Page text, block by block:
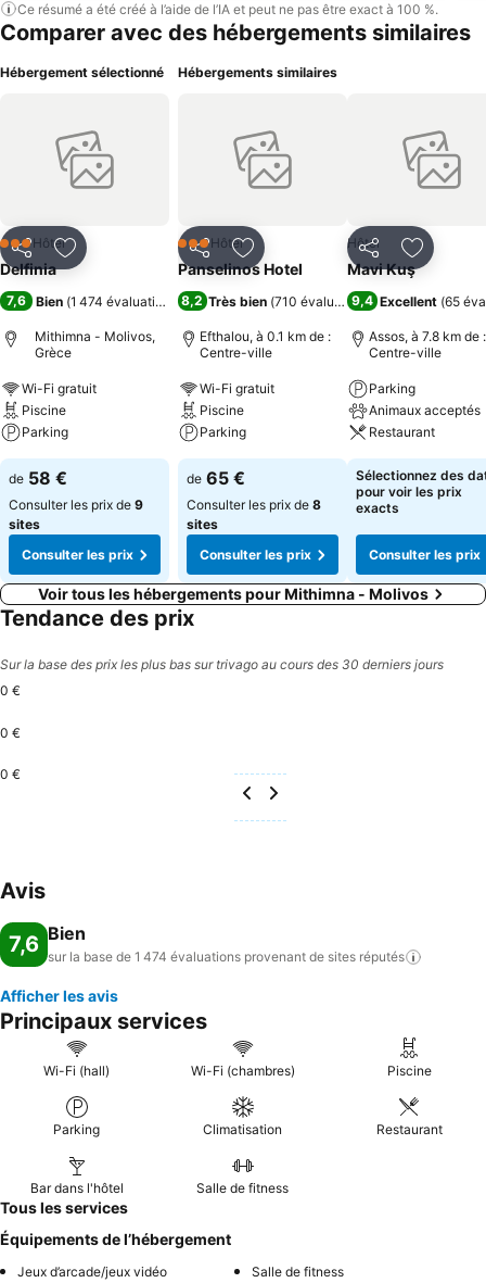
Ce résumé a été créé à l’aide de l’IA et peut ne pas être exact à 100 %.
Comparer avec des hébergements similaires
Hébergement sélectionné
PartagerAjouter à mes favoris
3 ÉtoilesHôtel
Delfinia
7,6 Bien (1 474 évaluations )
Mithimna - Molivos,
Grèce
Wi-Fi gratuit
Piscine
Parking
de 58 €
Consulter les prix de 9
sites
Consulter les prix
Hébergements similaires
PartagerAjouter à mes favoris
3 ÉtoilesHôtel
Panselinos Hotel
8,2 Très bien (710 évaluations)
Efthalou, à 0.1 km de :
Centre-ville
Wi-Fi gratuit
Piscine
Parking
de 65 €
Consulter les prix de 8
sites
Consulter les prix
PartagerAjouter
Hôtel
Mavi Kuş
9,4 Excellent (65
Assos, à 7.8 km de :
Centre-ville
Parking
Animaux acceptés
Restaurant
Sélectionnez des
pour voir les prix
exacts
Consulter les prix
Voir tous les hébergements pour Mithimna - Molivos
Tendance des prix
Sur la base des prix les plus bas sur trivago au cours des 30 derniers jours
0 €
0 €
0 €
Avis
7,6 Bien
sur la base de 1 474 évaluations provenant de sites réputés
Afficher les avis
Principaux services
Wi-Fi (hall) Wi-Fi (chambres) Piscine
Parking Climatisation Restaurant
Bar dans l'hôtel Salle de fitness
Tous les services
Équipements de l’hébergement
Jeux d’arcade/jeux vidéo
Salle de fitness